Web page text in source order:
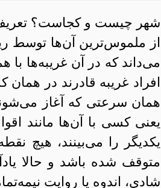
شهر چیست و کجاست؟
از ملموس‌ترین آن‌ها توسط
می‌داند که در آن غریبه‌ها با
افراد غریبه‌ قادرند در همان
همان سرعتی که آغاز
یعنی کسی با آن‌ها مانند
یکدیگر را می‌بینند، هیچ
متوقف شده باشد و حالا
شادی، اندوه یا روایت